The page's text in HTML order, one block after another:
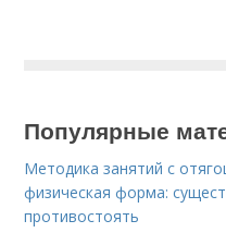
Популярные
Методика занятий с
физическая форма:
противостоять